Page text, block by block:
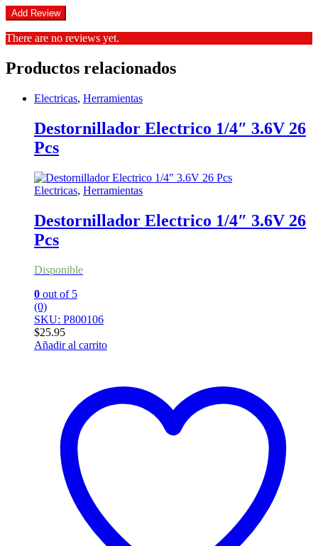
There are no reviews yet.
Productos relacionados
Electricas, Herramientas
Destornillador Electrico 1/4″ 3.6V 26
Pcs
Electricas, Herramientas
Destornillador Electrico 1/4″ 3.6V 26
Pcs
Disponible
0 out of 5
(0)
SKU: P800106
$25.95
Añadir al carrito